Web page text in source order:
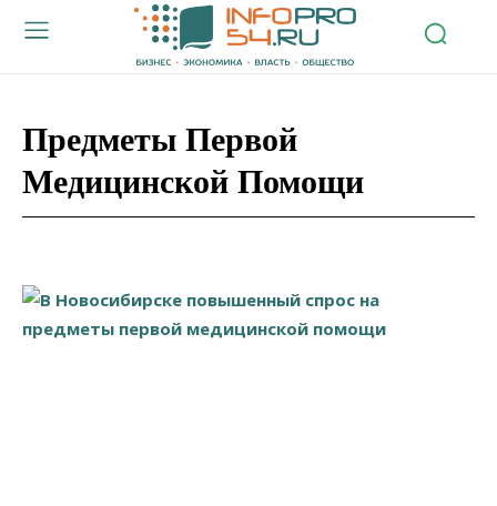
Предметы Первой
Медицинской Помощи